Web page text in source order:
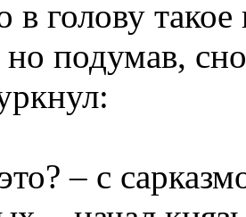
голову
но подумав,
– с